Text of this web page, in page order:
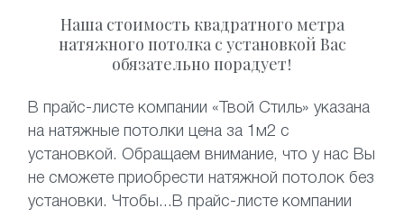
Наша стоимость квадратного метра
натяжного потолка с установкой Вас
обязательно порадует!
В прайс-листе компании «Твой Стиль» указана
на натяжные потолки цена за 1м2 с
установкой. Обращаем внимание, что у нас Вы
не сможете приобрести натяжной потолок без
установки. Чтобы...В прайс-листе компании